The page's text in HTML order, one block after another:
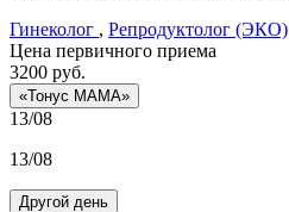
Гинеколог , Репродуктолог (ЭКО)
Цена первичного приема
3200 руб.
«Тонус МАМА»
13/08
13/08
Другой день